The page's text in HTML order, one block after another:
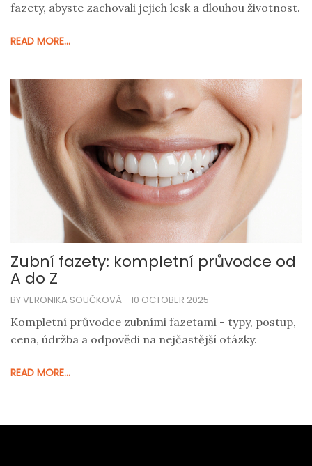
fazety, abyste zachovali jejich lesk a dlouhou životnost.
READ MORE...
Zubní fazety: kompletní průvodce od
A do Z
BY VERONIKA SOUČKOVÁ 10 OCTOBER 2025
Kompletní průvodce zubními fazetami - typy, postup,
cena, údržba a odpovědi na nejčastější otázky.
READ MORE...